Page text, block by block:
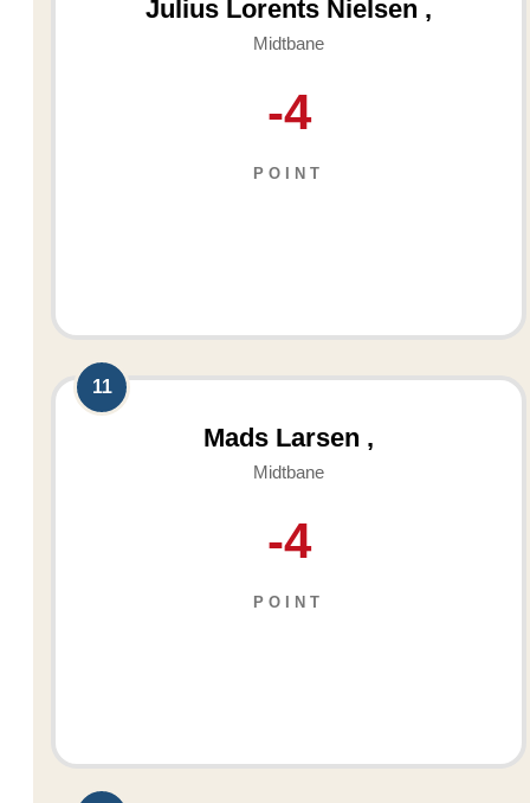
Julius Lorents Nielsen ,
Midtbane
-4
POINT
11
Mads Larsen ,
Midtbane
-4
POINT